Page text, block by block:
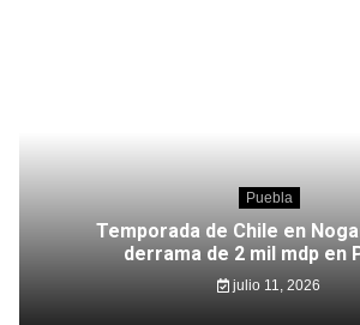
Puebla
Temporada de Chile en
derrama de 2 mil mdp en
julio 11, 2026